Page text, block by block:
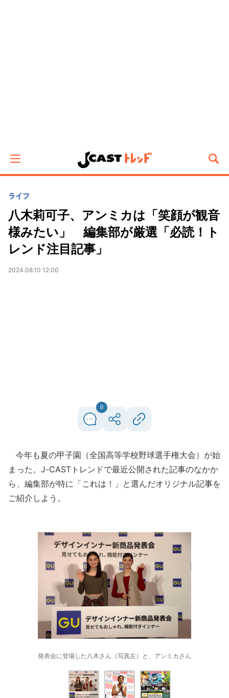
ライフ
八木莉可子、アンミカは「笑顔が観音
様みたい」 編集部が厳選「必読！ト
レンド注目記事」
2024.08.10 12:00
0
今年も夏の甲子園（全国高等学校野球選手権大会）が始
まった。J-CASTトレンドで最近公開された記事のなかか
ら、編集部が特に「これは！」と選んだオリジナル記事を
ご紹介しよう。
発表会に登場した八木さん（写真左）と、アンミカさん